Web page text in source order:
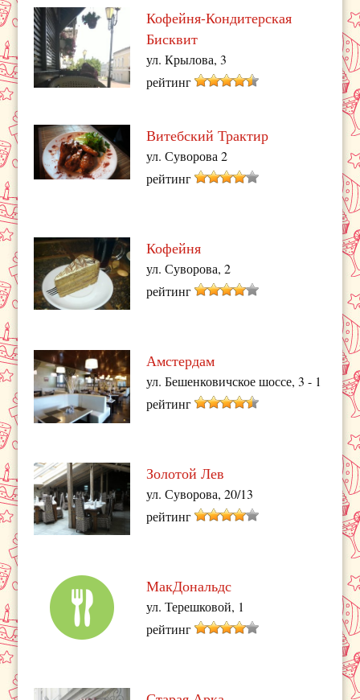
Кофейня-Кондитерская
Бисквит
ул. Крылова, 3
рейтинг
Витебский Трактир
ул. Суворова 2
рейтинг
Кофейня
ул. Суворова, 2
рейтинг
Амстердам
ул. Бешенковичское шоссе, 3 - 1
рейтинг
Золотой Лев
ул. Суворова, 20/13
рейтинг
МакДональдс
ул. Терешковой, 1
рейтинг